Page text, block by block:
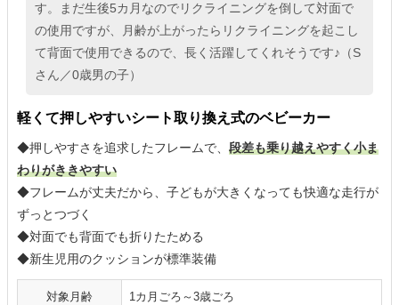
す。まだ生後5カ月なのでリクライニングを倒して対面で
の使用ですが、月齢が上がったらリクライニングを起こし
て背面で使用できるので、長く活躍してくれそうです♪（S
さん／0歳男の子）
軽くて押しやすいシート取り換え式のベビーカー
◆押しやすさを追求したフレームで、 段差も乗り越えやすく小ま
わりがききやすい
◆フレームが丈夫だから、子どもが大きくなっても快適な走行が
ずっとつづく
◆対面でも背面でも折りたためる
◆新生児用のクッションが標準装備
対象月齢 1カ月ごろ～3歳ごろ